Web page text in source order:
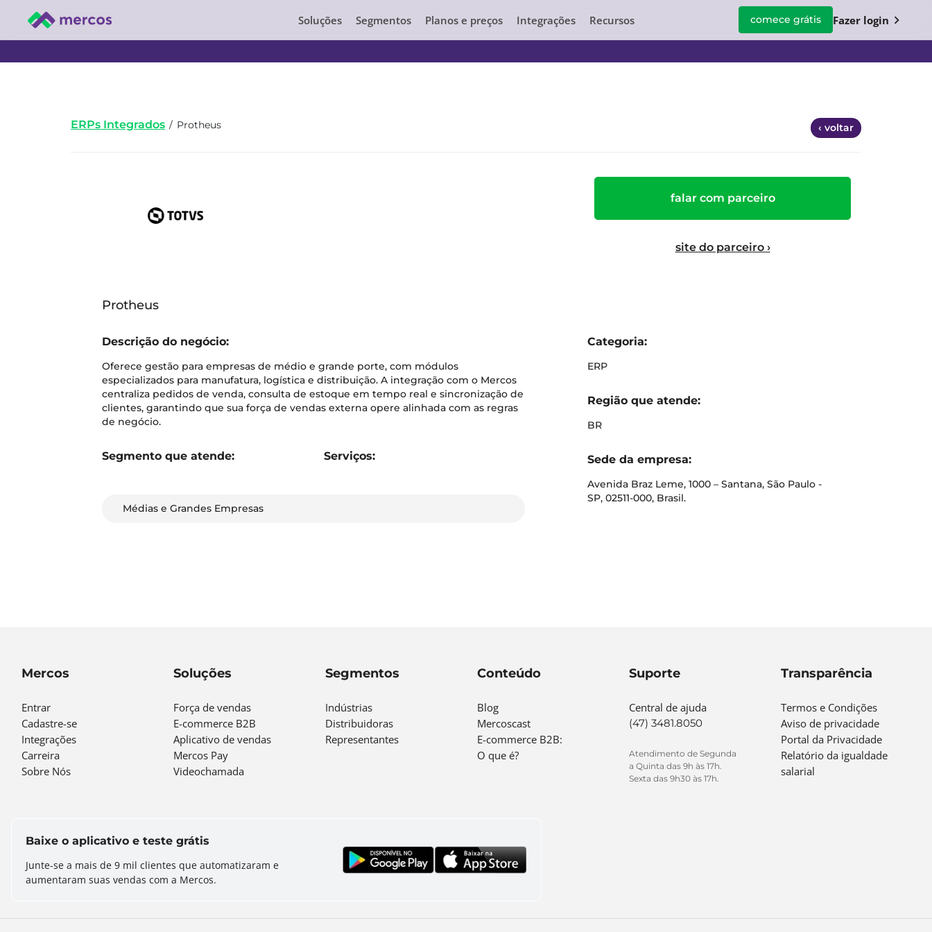
Soluções Segmentos Planos e preços Integrações Recursos comece grátis Fazer login chevron_right
ERPs Integrados / Protheus ‹ voltar
falar com parceiro
site do parceiro ›
Protheus
Descrição do negócio:
Oferece gestão para empresas de médio e grande porte, com módulos
especializados para manufatura, logística e distribuição. A integração com o Mercos
centraliza pedidos de venda, consulta de estoque em tempo real e sincronização de
clientes, garantindo que sua força de vendas externa opere alinhada com as regras
de negócio.
Segmento que atende: Serviços:
Médias e Grandes Empresas
Categoria:
ERP
Região que atende:
BR
Sede da empresa:
Avenida Braz Leme, 1000 – Santana, São Paulo -
SP, 02511-000, Brasil.
Mercos
Entrar
Cadastre-se
Integrações
Carreira
Sobre Nós
Soluções
Força de vendas
E-commerce B2B
Aplicativo de vendas
Mercos Pay
Videochamada
Segmentos
Indústrias
Distribuidoras
Representantes
Conteúdo
Blog
Mercoscast
E-commerce B2B:
O que é?
Suporte
Central de ajuda
(47) 3481.8050
Atendimento de Segunda
a Quinta das 9h às 17h.
Sexta das 9h30 às 17h.
Transparência
Termos e Condições
Aviso de privacidade
Portal da Privacidade
Relatório da igualdade
salarial
Baixe o aplicativo e teste grátis
Junte-se a mais de 9 mil clientes que automatizaram e
aumentaram suas vendas com a Mercos.